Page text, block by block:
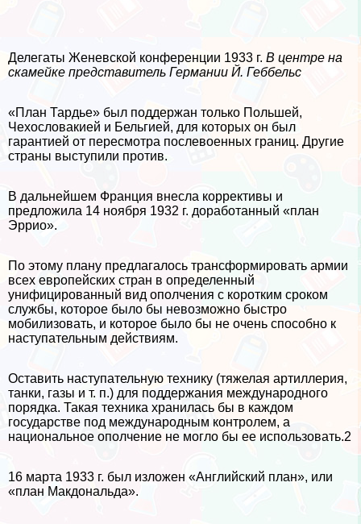
Делегаты Женевской конференции 1933 г. В центре на
скамейке представитель Германии Й. Геббельс
«План Тардье» был поддержан только Польшей,
Чехословакией и Бельгией, для которых он был
гарантией от пересмотра послевоенных границ. Другие
страны выступили против.
В дальнейшем Франция внесла коррективы и
предложила 14 ноября 1932 г. доработанный «план
Эррио».
По этому плану предлагалось трaнcформировать армии
всех европейских стран в определенный
унифицированный вид ополчения с коротким сроком
службы, которое было бы невозможно быстро
мобилизовать, и которое было бы не очень способно к
наступательным действиям.
Оставить наступательную технику (тяжелая артиллерия,
танки, газы и т. п.) для поддержания международного
порядка. Такая техника хранилась бы в каждом
государстве под международным контролем, а
национальное ополчение не могло бы ее использовать.2
16 марта 1933 г. был изложен «Английский план», или
«план Макдональда».